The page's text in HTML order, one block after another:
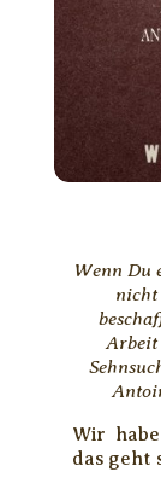
Wenn Du
nicht
Arbeit
Wir
das geht